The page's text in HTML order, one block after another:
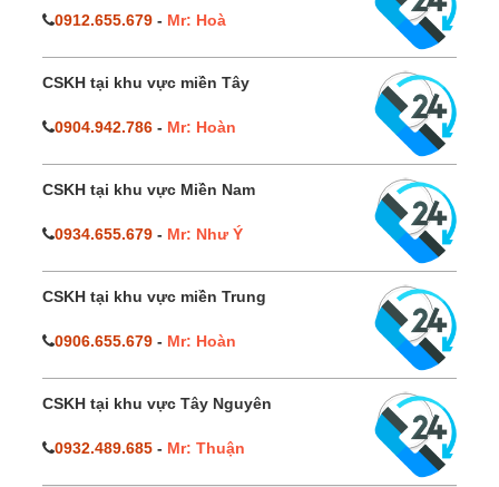
0912.655.679 - Mr: Hoà
CSKH tại khu vực miền Tây
0904.942.786 - Mr: Hoàn
CSKH tại khu vực Miền Nam
0934.655.679 - Mr: Như Ý
CSKH tại khu vực miền Trung
0906.655.679 - Mr: Hoàn
CSKH tại khu vực Tây Nguyên
0932.489.685 - Mr: Thuận